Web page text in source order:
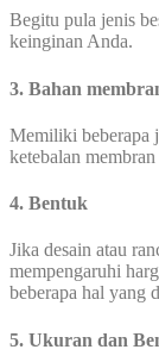
Begitu pula jenis
keinginan Anda.
3. Bahan
Memiliki beberapa
ketebalan
4. Bentuk
Jika desain atau
mempengaruhi
beberapa hal yang
5. Ukuran dan